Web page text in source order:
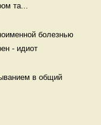
та...
болезнью
- идиот
в общий